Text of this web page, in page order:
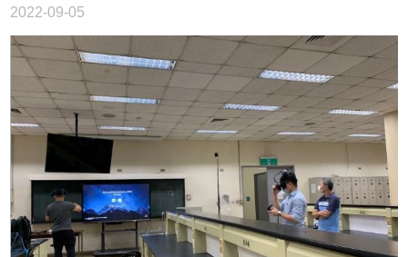
2022-09-05